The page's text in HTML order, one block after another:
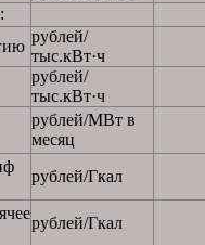
рублей/
тыс.кВт·ч
рублей/
тыс.кВт·ч
рублей/МВт в
месяц
рублей/Гкал
рублей/Гкал